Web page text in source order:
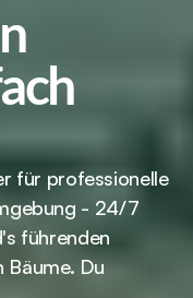
für professionelle
- 24/7
führenden
Bäume. Du